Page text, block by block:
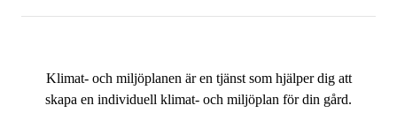
Klimat- och miljöplanen är en tjänst som hjälper dig att
skapa en individuell klimat- och miljöplan för din gård.